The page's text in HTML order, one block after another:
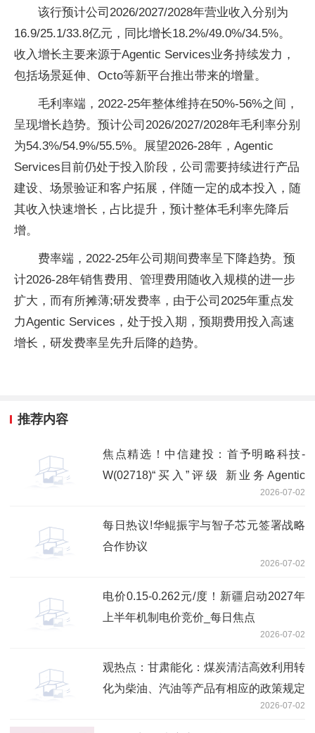
该行预计公司2026/2027/2028年营业收入分别为
16.9/25.1/33.8亿元，同比增长18.2%/49.0%/34.5%。
收入增长主要来源于Agentic Services业务持续发力，
包括场景延伸、Octo等新平台推出带来的增量。
毛利率端，2022-25年整体维持在50%-56%之间，
呈现增长趋势。预计公司2026/2027/2028年毛利率分别
为54.3%/54.9%/55.5%。展望2026-28年，Agentic
Services目前仍处于投入阶段，公司需要持续进行产品
建设、场景验证和客户拓展，伴随一定的成本投入，随
其收入快速增长，占比提升，预计整体毛利率先降后
增。
费率端，2022-25年公司期间费率呈下降趋势。预
计2026-28年销售费用、管理费用随收入规模的进一步
扩大，而有所摊薄;研发费率，由于公司2025年重点发
力Agentic Services，处于投入期，预期费用投入高速
增长，研发费率呈先升后降的趋势。
推荐内容
焦点精选！中信建投：首予明略科技-
W(02718)“买入”评级 新业务Agentic
2026-07-02
每日热议!华鲲振宇与智子芯元签署战略
合作协议
2026-07-02
电价0.15-0.262元/度！新疆启动2027年
上半年机制电价竞价_每日焦点
2026-07-02
观热点：甘肃能化：煤炭清洁高效利用转
化为柴油、汽油等产品有相应的政策规定
2026-07-02